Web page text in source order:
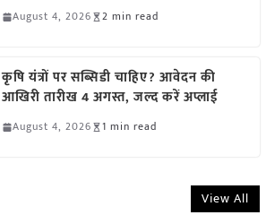
August 4, 2026 2 min read
कृषि यंत्रों पर सब्सिडी चाहिए? आवेदन की
आखिरी तारीख 4 अगस्त, जल्द करें अप्लाई
August 4, 2026 1 min read
View All